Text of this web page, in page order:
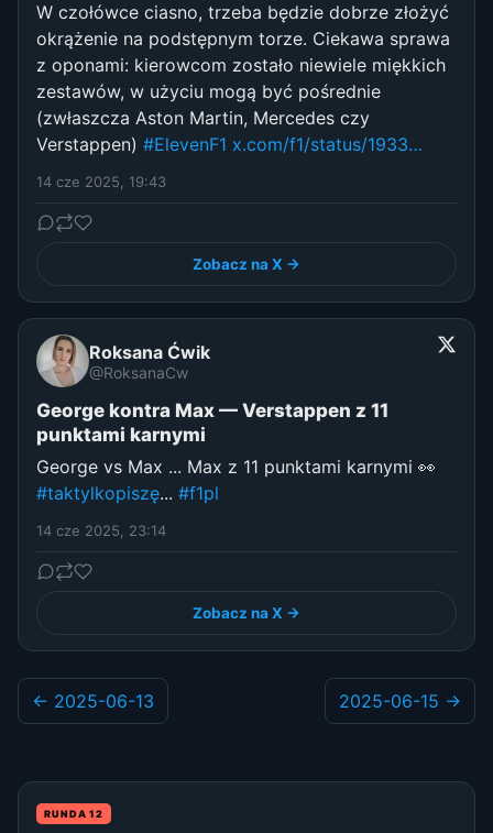
W czołówce ciasno, trzeba będzie dobrze złożyć
okrążenie na podstępnym torze. Ciekawa sprawa
z oponami: kierowcom zostało niewiele miękkich
zestawów, w użyciu mogą być pośrednie
(zwłaszcza Aston Martin, Mercedes czy
Verstappen) #ElevenF1 x.com/f1/status/1933…
14 cze 2025, 19:43
Zobacz na X →
Roksana Ćwik
@RoksanaCw
George kontra Max — Verstappen z 11
punktami karnymi
George vs Max ... Max z 11 punktami karnymi 👀
#taktylkopiszę... #f1pl
14 cze 2025, 23:14
Zobacz na X →
← 2025-06-13 2025-06-15 →
RUNDA 12